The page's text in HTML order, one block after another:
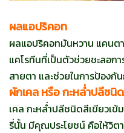
ผลแอปริคอท
ผลแอปริคอทมันหวาน แคนต
แคโรทีนที่เป็นตัวช่วยชะลอก
สายตา และช่วยในการป้องกั
ผักเคล หรือ กะหล่ำปลีชนิ
เคล กะหล่ำปลีชนิดสีเขียวเ
รี่นั้น มีคุณประโยชน์ คือให้วิต